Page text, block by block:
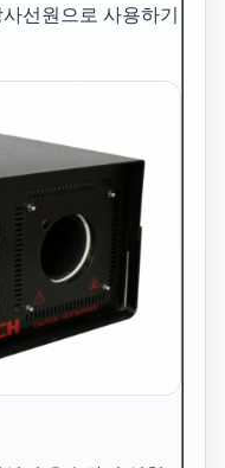
선원으로 사용하기